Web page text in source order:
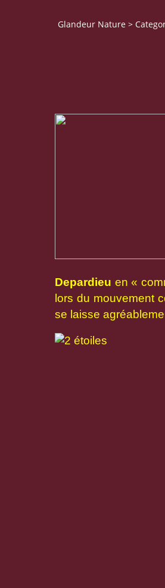
Glandeur Nature >
Depardieu en «
lors du mouvement
se laisse